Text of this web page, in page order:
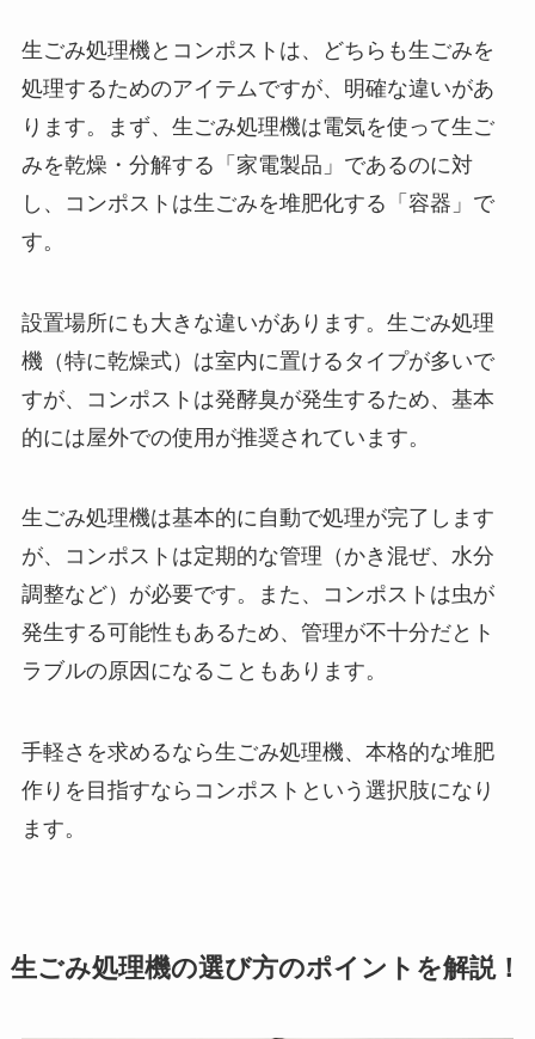
生ごみ処理機とコンポストは、どちらも生ごみを
処理するためのアイテムですが、明確な違いがあ
ります。まず、生ごみ処理機は電気を使って生ご
みを乾燥・分解する「家電製品」であるのに対
し、コンポストは生ごみを堆肥化する「容器」で
す。
設置場所にも大きな違いがあります。生ごみ処理
機（特に乾燥式）は室内に置けるタイプが多いで
すが、コンポストは発酵臭が発生するため、基本
的には屋外での使用が推奨されています。
生ごみ処理機は基本的に自動で処理が完了します
が、コンポストは定期的な管理（かき混ぜ、水分
調整など）が必要です。また、コンポストは虫が
発生する可能性もあるため、管理が不十分だとト
ラブルの原因になることもあります。
手軽さを求めるなら生ごみ処理機、本格的な堆肥
作りを目指すならコンポストという選択肢になり
ます。
生ごみ処理機の選び方のポイントを解説！